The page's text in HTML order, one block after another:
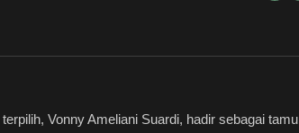
Vonny Ameliani Suardi, hadir sebagai tamu